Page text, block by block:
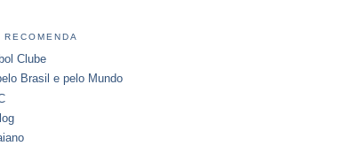
RECOMENDA
Clube
Brasil e pelo Mundo